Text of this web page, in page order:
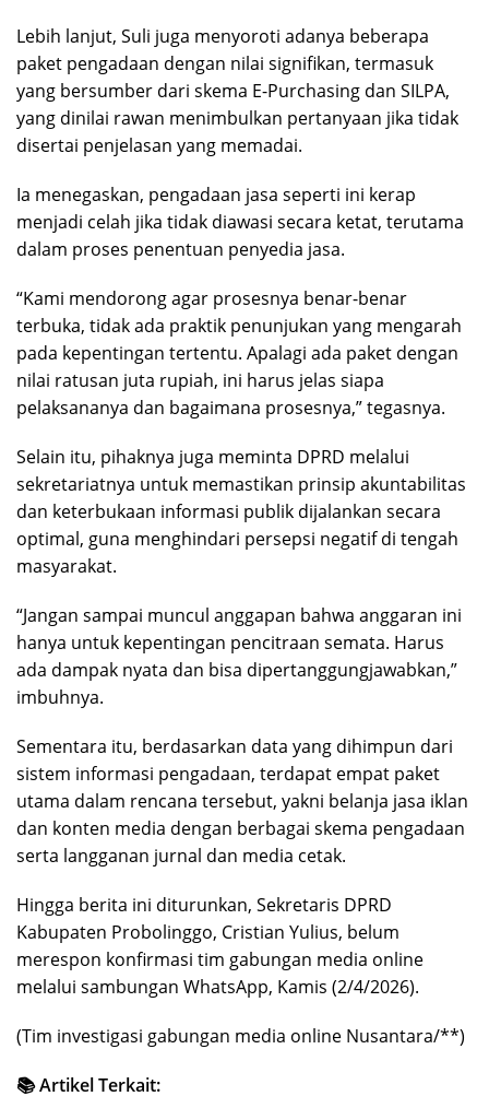
Lebih lanjut, Suli juga menyoroti adanya beberapa
paket pengadaan dengan nilai signifikan, termasuk
yang bersumber dari skema E-Purchasing dan SILPA,
yang dinilai rawan menimbulkan pertanyaan jika tidak
disertai penjelasan yang memadai.
Ia menegaskan, pengadaan jasa seperti ini kerap
menjadi celah jika tidak diawasi secara ketat, terutama
dalam proses penentuan penyedia jasa.
“Kami mendorong agar prosesnya benar-benar
terbuka, tidak ada praktik penunjukan yang mengarah
pada kepentingan tertentu. Apalagi ada paket dengan
nilai ratusan juta rupiah, ini harus jelas siapa
pelaksananya dan bagaimana prosesnya,” tegasnya.
Selain itu, pihaknya juga meminta DPRD melalui
sekretariatnya untuk memastikan prinsip akuntabilitas
dan keterbukaan informasi publik dijalankan secara
optimal, guna menghindari persepsi negatif di tengah
masyarakat.
“Jangan sampai muncul anggapan bahwa anggaran ini
hanya untuk kepentingan pencitraan semata. Harus
ada dampak nyata dan bisa dipertanggungjawabkan,”
imbuhnya.
Sementara itu, berdasarkan data yang dihimpun dari
sistem informasi pengadaan, terdapat empat paket
utama dalam rencana tersebut, yakni belanja jasa iklan
dan konten media dengan berbagai skema pengadaan
serta langganan jurnal dan media cetak.
Hingga berita ini diturunkan, Sekretaris DPRD
Kabupaten Probolinggo, Cristian Yulius, belum
merespon konfirmasi tim gabungan media online
melalui sambungan WhatsApp, Kamis (2/4/2026).
(Tim investigasi gabungan media online Nusantara/**)
📚 Artikel Terkait: